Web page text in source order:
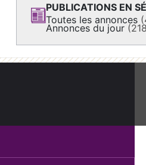
PUBLICATIONS EN
Toutes les annonces
Annonces du jour